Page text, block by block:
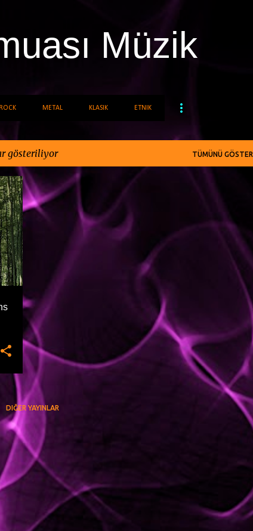
Müzik
ROCK METAL KLASIK ETNIK
gösteriliyor TÜMÜNÜ GÖSTER
DIĞER YAYINLAR